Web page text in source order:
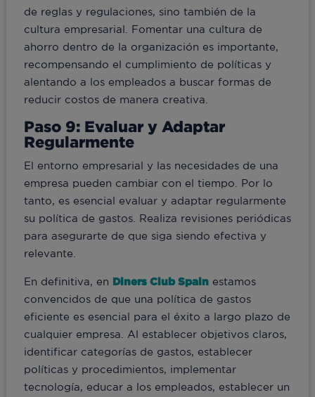
de reglas y regulaciones, sino también de la
cultura empresarial. Fomentar una cultura de
ahorro dentro de la organización es importante,
recompensando el cumplimiento de políticas y
alentando a los empleados a buscar formas de
reducir costos de manera creativa.
Paso 9: Evaluar y Adaptar
Regularmente
El entorno empresarial y las necesidades de una
empresa pueden cambiar con el tiempo. Por lo
tanto, es esencial evaluar y adaptar regularmente
su política de gastos. Realiza revisiones periódicas
para asegurarte de que siga siendo efectiva y
relevante.
En definitiva, en Diners Club Spainestamos
convencidos de que una política de gastos
eficiente es esencial para el éxito a largo plazo de
cualquier empresa. Al establecer objetivos claros,
identificar categorías de gastos, establecer
políticas y procedimientos, implementar
tecnología, educar a los empleados, establecer un